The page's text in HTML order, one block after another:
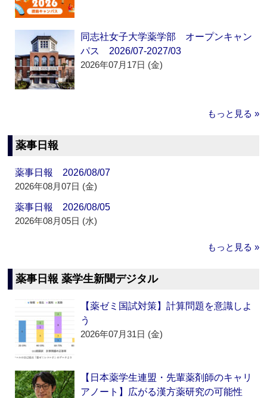
同志社女子大学薬学部 オープンキャン
パス 2026/07-2027/03
2026年07月17日 (金)
もっと見る »
薬事日報
薬事日報 2026/08/07
2026年08月07日 (金)
薬事日報 2026/08/05
2026年08月05日 (水)
もっと見る »
薬事日報 薬学生新聞デジタル
【薬ゼミ国試対策】計算問題を意識しよ
う
2026年07月31日 (金)
【日本薬学生連盟・先輩薬剤師のキャリ
アノート】広がる漢方薬研究の可能性